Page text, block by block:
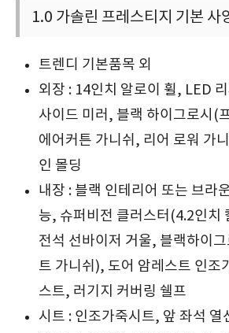
1.0 가솔린 프레스티지 기본 사
트렌디 기본품목 외
외장 : 14인치 알로이 휠, LED
사이드 미러, 블랙 하이그로시(
에어커튼 가니쉬, 리어 로워 가
인 몰딩
내장 : 블랙 인테리어 또는 브라
능, 슈퍼비전 클러스터(4.2인치
전석 선바이저 거울, 블랙하이
트 가니쉬), 도어 암레스트 인조
스트, 러기지 커버링 쉘프
시트 : 인조가죽시트, 앞 좌석 열